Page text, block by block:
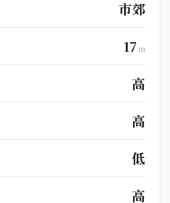
市郊
17 m
高
高
低
高